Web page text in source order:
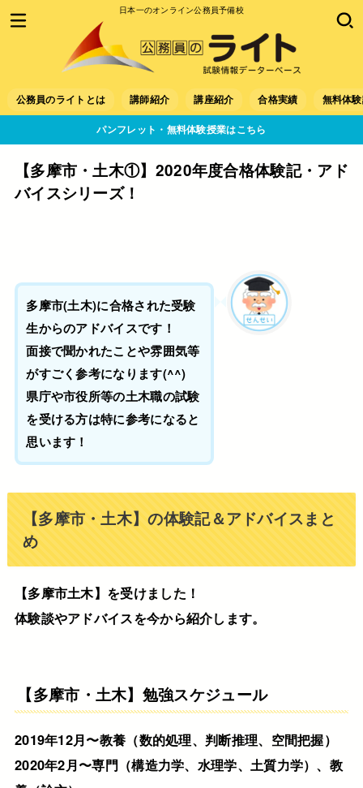
日本一のオンライン公務員予備校
公務員のライトとは 講師紹介 講座紹介 合格実績 無料体
パンフレット・無料体験授業はこちら
【多摩市・土木①】2020年度合格体験記・アド
バイスシリーズ！
多摩市(土木)に合格された受験
生からのアドバイスです！
面接で聞かれたことや雰囲気等
がすごく参考になります(^^)
県庁や市役所等の土木職の試験
を受ける方は特に参考になると
思います！
【多摩市・土木】の体験記＆アドバイスまと
め
【多摩市土木】を受けました！
体験談やアドバイスを今から紹介します。
【多摩市・土木】勉強スケジュール
2019年12月〜教養（数的処理、判断推理、空間把握）
2020年2月〜専門（構造力学、水理学、土質力学）、教